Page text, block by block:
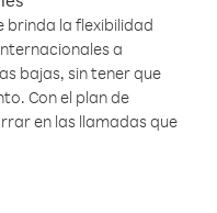
brinda la flexibilidad
a
bajas, sin tener que
Con el plan de
en las llamadas que